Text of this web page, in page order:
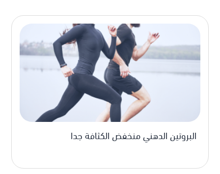
البروتين الدهني منخفض الكثافة جدا